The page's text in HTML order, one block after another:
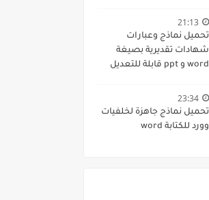
21:13
تحميل نماذج وعبارات
شهادات تقديرية بصيغة
word و ppt قابلة للتعديل
23:34
تحميل نماذج جاهزة لخلفيات
وورد للكتابة word